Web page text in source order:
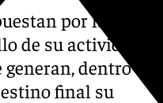
por la
de su actividad
generan, dentro
final su